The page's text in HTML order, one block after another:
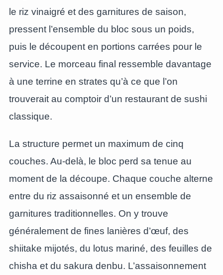
le riz vinaigré et des garnitures de saison,
pressent l’ensemble du bloc sous un poids,
puis le découpent en portions carrées pour le
service. Le morceau final ressemble davantage
à une terrine en strates qu’à ce que l’on
trouverait au comptoir d’un restaurant de sushi
classique.
La structure permet un maximum de cinq
couches. Au-delà, le bloc perd sa tenue au
moment de la découpe. Chaque couche alterne
entre du riz assaisonné et un ensemble de
garnitures traditionnelles. On y trouve
généralement de fines lanières d’œuf, des
shiitake mijotés, du lotus mariné, des feuilles de
chisha et du sakura denbu. L’assaisonnement